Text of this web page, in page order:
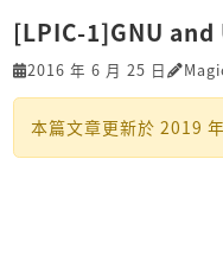
[LPIC-1]GNU
2016 年 6 月 25 日
本篇文章更新於 2019